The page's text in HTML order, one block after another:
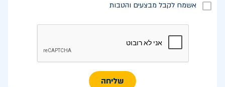
אשמח לקבל מבצעים והטבות
שליחה